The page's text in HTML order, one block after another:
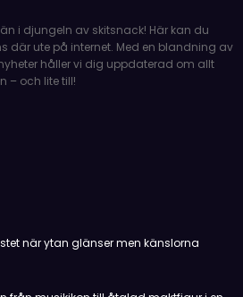
i djungeln av skitsnack! Här kan du
där ute på internet. Med en blandning av
håller vi dig uppdaterad om allt
– och lite till!
när ytan glänser men känslorna